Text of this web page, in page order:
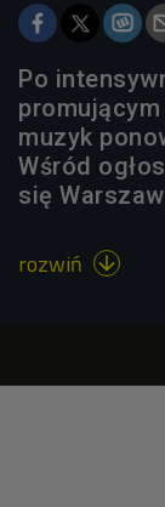
Po
muzyk
Wśród
się
rozwiń 